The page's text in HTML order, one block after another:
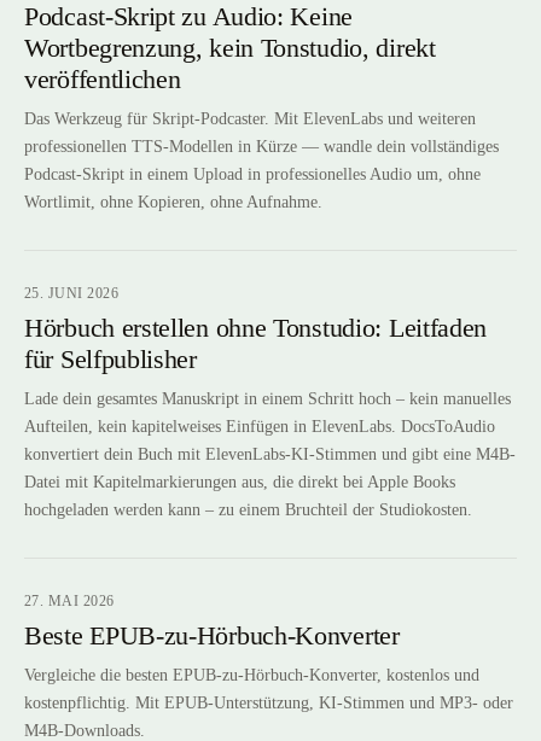
Podcast-Skript zu Audio: Keine
Wortbegrenzung, kein Tonstudio, direkt
veröffentlichen
Das Werkzeug für Skript-Podcaster. Mit ElevenLabs und weiteren
professionellen TTS-Modellen in Kürze — wandle dein vollständiges
Podcast-Skript in einem Upload in professionelles Audio um, ohne
Wortlimit, ohne Kopieren, ohne Aufnahme.
25. JUNI 2026
Hörbuch erstellen ohne Tonstudio: Leitfaden
für Selfpublisher
Lade dein gesamtes Manuskript in einem Schritt hoch – kein manuelles
Aufteilen, kein kapitelweises Einfügen in ElevenLabs. DocsToAudio
konvertiert dein Buch mit ElevenLabs-KI-Stimmen und gibt eine M4B-
Datei mit Kapitelmarkierungen aus, die direkt bei Apple Books
hochgeladen werden kann – zu einem Bruchteil der Studiokosten.
27. MAI 2026
Beste EPUB-zu-Hörbuch-Konverter
Vergleiche die besten EPUB-zu-Hörbuch-Konverter, kostenlos und
kostenpflichtig. Mit EPUB-Unterstützung, KI-Stimmen und MP3- oder
M4B-Downloads.